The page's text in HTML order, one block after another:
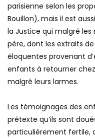
coupées, de charniers
parisienne selon les
Bouillon), mais il est
la Justice qui malgré les
père, dont les extraits
éloquentes provenant
enfants à retourner
Les témoignages des
prétexte qu’ils sont